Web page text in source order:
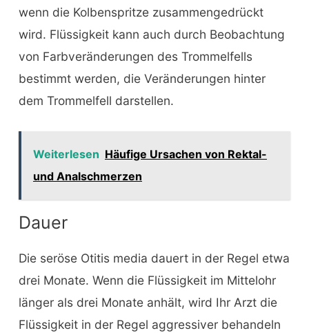
wenn die Kolbenspritze zusammengedrückt
wird. Flüssigkeit kann auch durch Beobachtung
von Farbveränderungen des Trommelfells
bestimmt werden, die Veränderungen hinter
dem Trommelfell darstellen.
Weiterlesen Häufige Ursachen von Rektal-
und Analschmerzen
Dauer
Die seröse Otitis media dauert in der Regel etwa
drei Monate. Wenn die Flüssigkeit im Mittelohr
länger als drei Monate anhält, wird Ihr Arzt die
Flüssigkeit in der Regel aggressiver behandeln